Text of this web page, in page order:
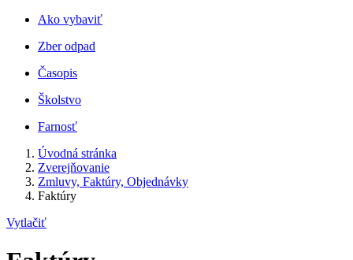
Ako vybaviť
Zber odpad
Časopis
Školstvo
Farnosť
Úvodná stránka
Zverejňovanie
Zmluvy, Faktúry, Objednávky
Faktúry
Vytlačiť